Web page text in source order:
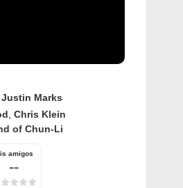
Justin Marks
Chris Klein
of Chun-Li
amigos
--